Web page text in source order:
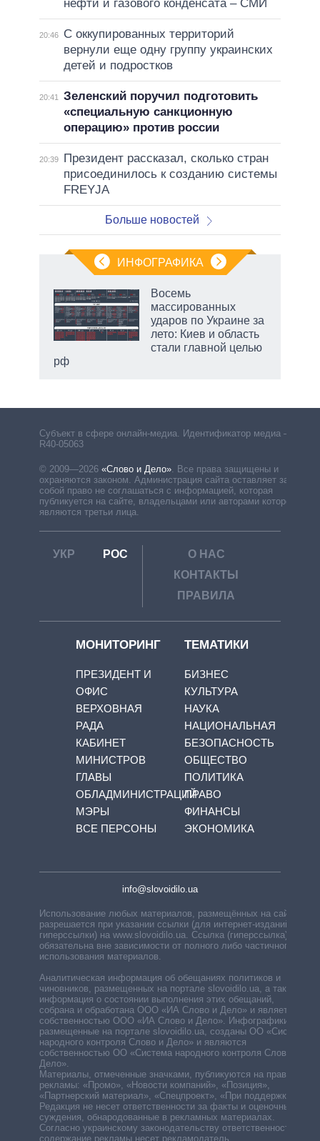
нефти и газового конденсата – СМИ
20:46
С оккупированных территорий
вернули еще одну группу украинских
детей и подростков
20:41
Зеленский поручил подготовить
«специальную санкционную
операцию» против россии
20:39
Президент рассказал, сколько стран
присоединилось к созданию системы
FREYJA
Больше новостей
ИНФОГРАФИКА
Восемь
массированных
ударов по Украине за
лето: Киев и область
стали главной целью
рф
Субъект в сфере онлайн-медиа. Идентификатор медиа –
R40-05063
© 2009—2026 «Слово и Дело» Все права защищены и
охраняются законом. Администрация сайта оставляет за
собой право не соглашаться с информацией, которая
публикуется на сайте, владельцами или авторами которой
являются третьи лица.
УКР РОС
О НАС
КОНТАКТЫ
ПРАВИЛА
МОНИТОРИНГ
ПРЕЗИДЕНТ И
ОФИС
ВЕРХОВНАЯ
РАДА
КАБИНЕТ
МИНИСТРОВ
ГЛАВЫ
ОБЛАДМИНИСТРАЦИЙ
МЭРЫ
ВСЕ ПЕРСОНЫ
ТЕМАТИКИ
БИЗНЕС
КУЛЬТУРА
НАУКА
НАЦИОНАЛЬНАЯ
БЕЗОПАСНОСТЬ
ОБЩЕСТВО
ПОЛИТИКА
ПРАВО
ФИНАНСЫ
ЭКОНОМИКА
info@slovoidilo.ua
Использование любых материалов, размещённых на сайте,
разрешается при указании ссылки (для интернет-изданий —
гиперссылки) на www.slovoidilo.ua. Ссылка (гиперссылка)
обязательна вне зависимости от полного либо частичного
использования материалов.
Аналитическая информация об обещаниях политиков и
чиновников, размещенных на портале slovoidilo.ua, а также
информация о состоянии выполнения этих обещаний,
собрана и обработана ООО «ИА Слово и Дело» и является
собственностью ООО «ИА Слово и Дело». Инфографики,
размещенные на портале slovoidilo.ua, созданы ОО «Система
народного контроля Слово и Дело» и являются
собственностью ОО «Система народного контроля Слово и
Дело».
Материалы, отмеченные значками, публикуются на правах
рекламы: «Промо», «Новости компаний», «Позиция»,
«Партнерский материал», «Спецпроект», «При поддержке».
Редакция не несет ответственности за факты и оценочные
суждения, обнародованные в рекламных материалах.
Согласно украинскому законодательству ответственность за
содержание рекламы несет рекламодатель.